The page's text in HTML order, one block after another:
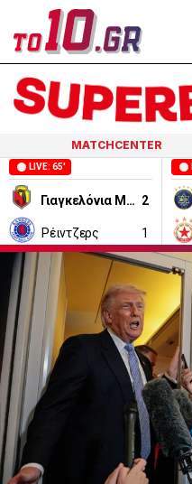
MATCHCENTER
LIVE: 65'
Γιαγκελόνια Μπιάλιστοκ 2
Ρέιντζερς 1